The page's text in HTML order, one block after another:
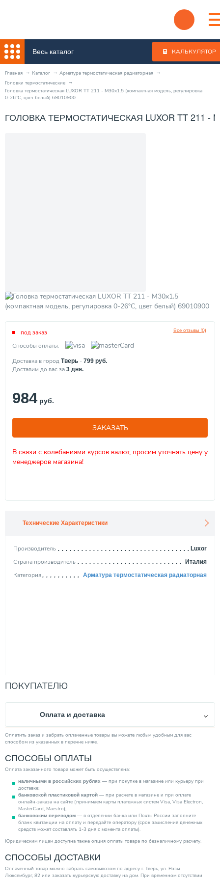
Весь каталог КАЛЬКУЛЯТОР
Главная Каталог
Арматура термостатическая радиаторная
Головки термостатические
Головка термостатическая LUXOR TT 211 - M30x1.5 (компактная модель, регулировка
0-26°C, цвет белый) 69010900
ГОЛОВКА ТЕРМОСТАТИЧЕСКАЯ LUXOR TT 211 -
Все отзывы (0)
под заказ
Способы оплаты:
Доставка в город Тверь - 799 руб.
Доставим до вас за 3 дня.
984 руб.
ЗАКАЗАТЬ
В связи с колебаниями курсов валют, просим уточнять цену у
менеджеров магазина!
Технические Характеристики
Производитель Luxor
Страна производитель Италия
Категория Арматура термостатическая радиаторная
ПОКУПАТЕЛЮ
Оплата и доставка
Оплатить заказ и забрать оплаченные товары вы можете любым удобным для вас
способом из указанных в перечне ниже.
СПОСОБЫ ОПЛАТЫ
Оплата заказанного товара может быть осуществлена:
наличными в российских рублях — при покупке в магазине или курьеру при
доставке;
банковской пластиковой картой — при расчете в магазине и при оплате
онлайн-заказа на сайте (принимаем карты платежных систем Visa, Visa Electron,
MasterCard, Maestro);
банковским переводом — в отделении банка или Почты России заполните
бланк квитанции на оплату и передайте оператору (срок зачисления денежных
средств может составлять 1-3 дня с момента оплаты).
Юридическим лицам доступна также опция оплаты товара по безналичному расчету.
СПОСОБЫ ДОСТАВКИ
Оплаченный товар можно забрать самовывозом по адресу г. Тверь, ул. Розы
Люксембург, 82 или заказать курьерскую доставку на дом. При временном отсутствии